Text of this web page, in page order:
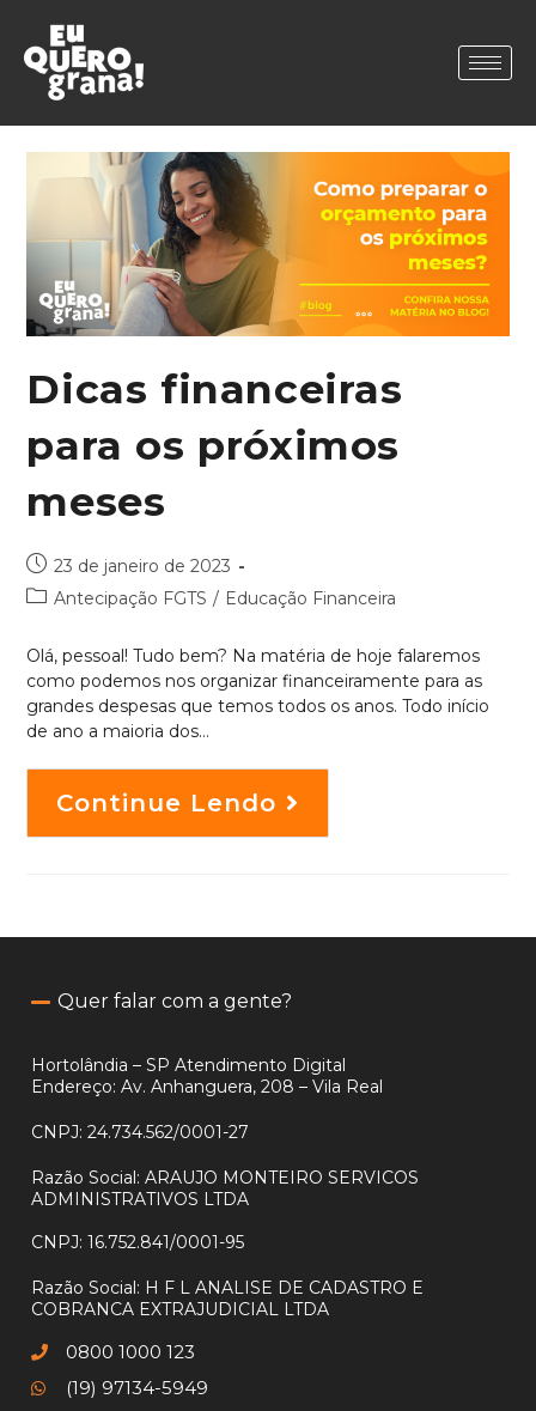
Dicas financeiras
para os próximos
meses
23 de janeiro de 2023
Antecipação FGTS / Educação Financeira
Olá, pessoal! Tudo bem? Na matéria de hoje falaremos
como podemos nos organizar financeiramente para as
grandes despesas que temos todos os anos. Todo início
de ano a maioria dos…
Continue Lendo
Quer falar com a gente?
Hortolândia – SP Atendimento Digital
Endereço: Av. Anhanguera, 208 – Vila Real
CNPJ: 24.734.562/0001-27
Razão Social: ARAUJO MONTEIRO SERVICOS
ADMINISTRATIVOS LTDA
CNPJ: 16.752.841/0001-95
Razão Social: H F L ANALISE DE CADASTRO E
COBRANCA EXTRAJUDICIAL LTDA
0800 1000 123
(19) 97134-5949